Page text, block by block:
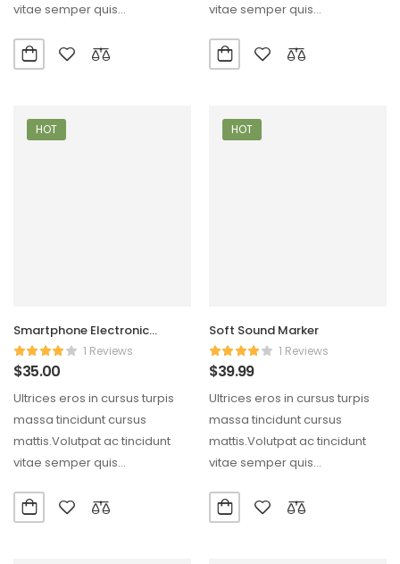
vitae semper quis
maecenas ultricies mi…
vitae semper quis
maecenas ultricies mi…
HOT
Smartphone Electronic
Charger
1 Reviews
$35.00
Ultrices eros in cursus turpis
massa tincidunt cursus
mattis.Volutpat ac tincidunt
vitae semper quis
maecenas ultricies mi…
HOT
Soft Sound Marker
1 Reviews
$39.99
Ultrices eros in cursus turpis
massa tincidunt cursus
mattis.Volutpat ac tincidunt
vitae semper quis
maecenas ultricies mi…